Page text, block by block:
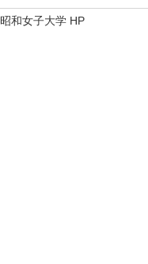
昭和女子大学 HP